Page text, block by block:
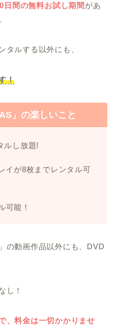
日間の無料お試し期間 があ
タルする以外にも、
！
」の楽しいこと
ルし放題!
イが8枚までレンタル可
可能！
の動画作品以外にも、DVD
し！
、料金は一切かかりませ